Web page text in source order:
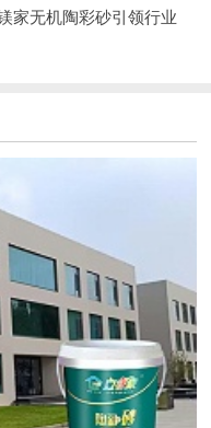
家无机陶彩砂引领行业